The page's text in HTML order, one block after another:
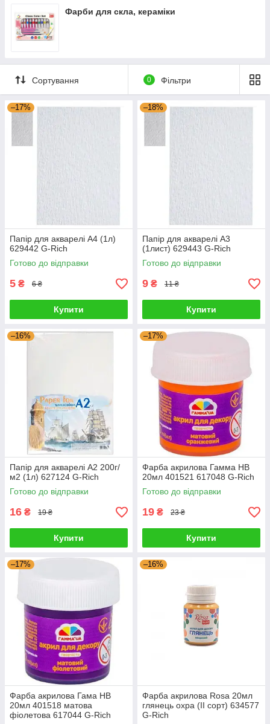
Фарби для скла, кераміки
Сортування 0 Фільтри
–17%
Папір для акварелі А4 (1л)
629442 G-Rich
Готово до відправки
5 ₴ 6 ₴
Купити
–18%
Папір для акварелі А3
(1лист) 629443 G-Rich
Готово до відправки
9 ₴ 11 ₴
Купити
–16%
Папір для акварелі А2 200г/
м2 (1л) 627124 G-Rich
Готово до відправки
16 ₴ 19 ₴
Купити
–17%
Фарба акрилова Гамма НВ
20мл 401521 617048 G-Rich
Готово до відправки
19 ₴ 23 ₴
Купити
–17%
Фарба акрилова Гама НВ
20мл 401518 матова
фіолетова 617044 G-Rich
–16%
Фарба акрилова Rosa 20мл
глянець охра (II сорт) 634577
G-Rich